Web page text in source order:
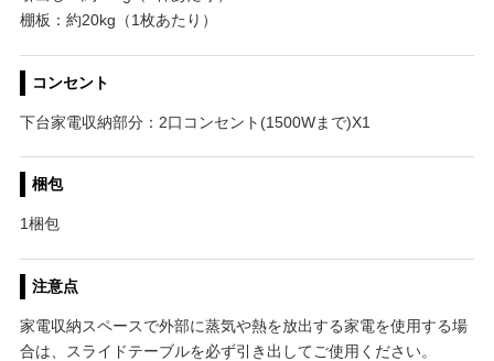
棚板：約20kg（1枚あたり）
コンセント
下台家電収納部分：2口コンセント(1500Wまで)X1
梱包
1梱包
注意点
家電収納スペースで外部に蒸気や熱を放出する家電を使用する場
合は、スライドテーブルを必ず引き出してご使用ください。